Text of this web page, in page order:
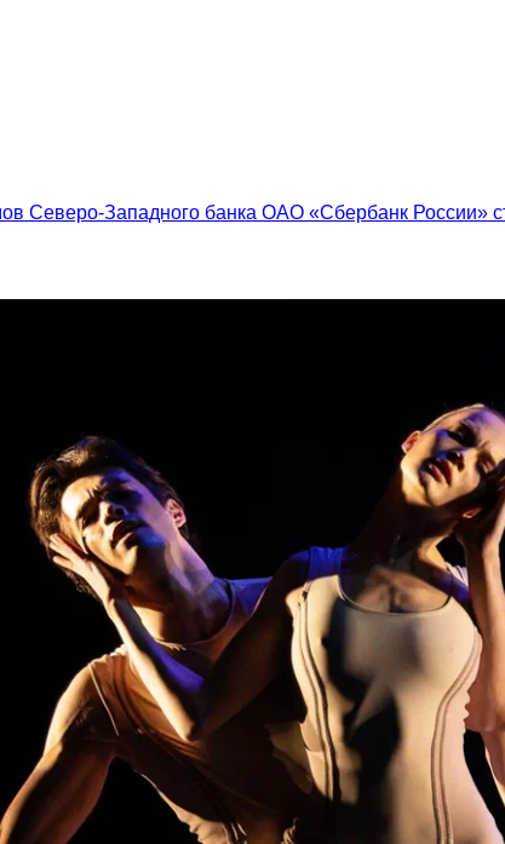
Северо-Западного банка ОАО «Сбербанк России»